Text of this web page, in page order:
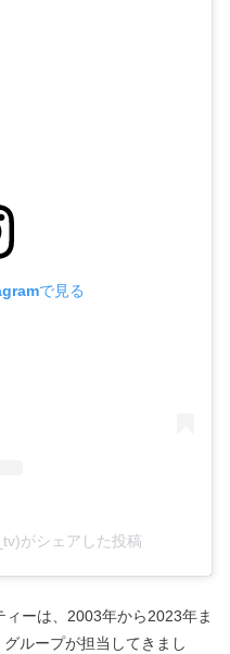
で見る
がシェアした投稿
ーは、2003年から2023年ま
ループが担当してきまし